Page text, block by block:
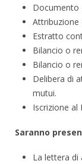
Documento
Attribuzione
Estratto
Bilancio o
Bilancio o
Delibera di
mutui.
Iscrizione al
Saranno
La lettera di